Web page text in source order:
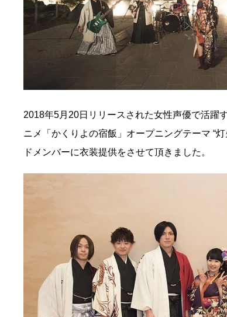
2018年5月20日リリースされた女性声優で活躍
ニメ「かくりよの宿飯」オープニングテーマ “
ドメンバーに衣装提供をさせて頂きました。